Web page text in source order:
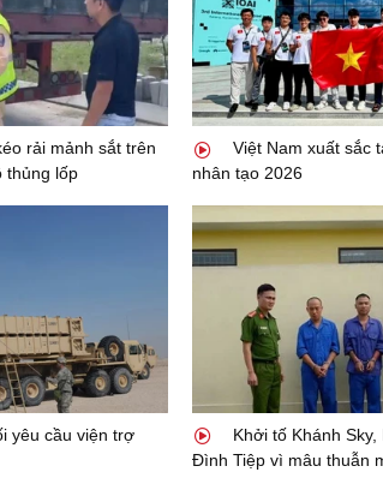
rải mảnh sắt trên
thủng lốp
Việt Nam xuất sắc
nhân tạo 2026
yêu cầu viện trợ
Khởi tố Khánh
Đình Tiệp vì mâu thuẫn